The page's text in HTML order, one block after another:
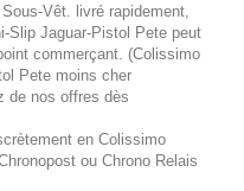
Vêt. livré rapidement,
Slip Jaguar-Pistol Pete peut
commerçant. (Colissimo
Pete moins cher
de nos offres dès
en Colissimo
ou Chrono Relais